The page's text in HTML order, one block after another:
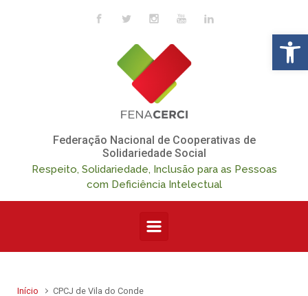
Skip to main content
Federação Nacional de Cooperativas de
Solidariedade Social
Respeito, Solidariedade, Inclusão para as Pessoas
com Deficiência Intelectual
Início CPCJ de Vila do Conde